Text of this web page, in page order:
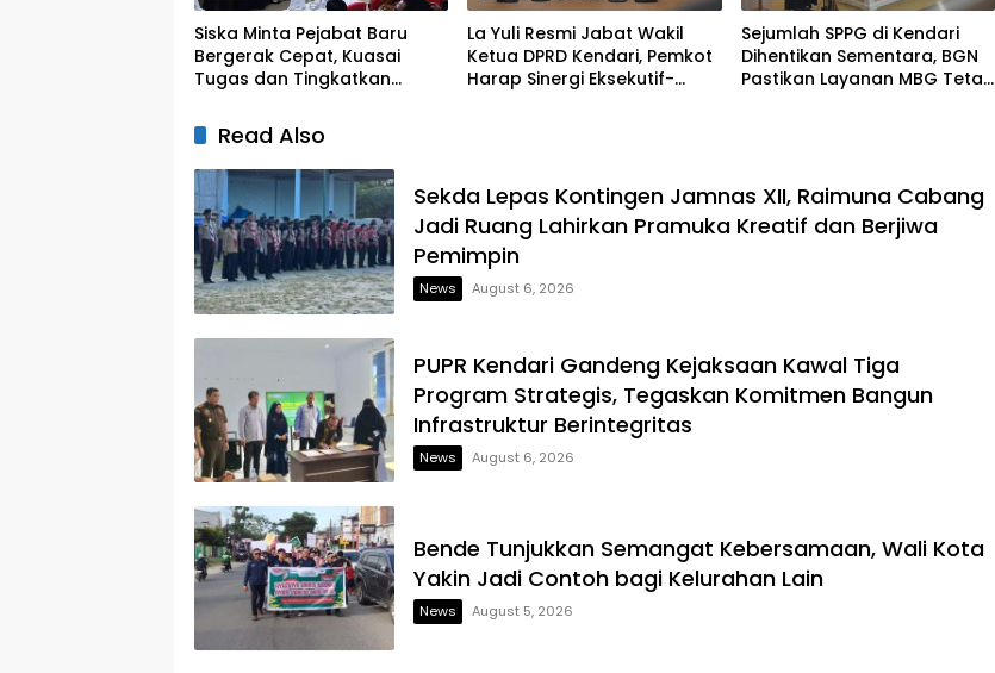
Siska Minta Pejabat Baru
Bergerak Cepat, Kuasai
Tugas dan Tingkatkan
La Yuli Resmi Jabat Wakil
Ketua DPRD Kendari, Pemkot
Harap Sinergi Eksekutif-
Sejumlah SPPG di Kendari
Dihentikan Sementara, BGN
Pastikan Layanan MBG Tetap
Read Also
Sekda Lepas Kontingen Jamnas XII, Raimuna Cabang
Jadi Ruang Lahirkan Pramuka Kreatif dan Berjiwa
Pemimpin
News August 6, 2026
PUPR Kendari Gandeng Kejaksaan Kawal Tiga
Program Strategis, Tegaskan Komitmen Bangun
Infrastruktur Berintegritas
News August 6, 2026
Bende Tunjukkan Semangat Kebersamaan, Wali Kota
Yakin Jadi Contoh bagi Kelurahan Lain
News August 5, 2026